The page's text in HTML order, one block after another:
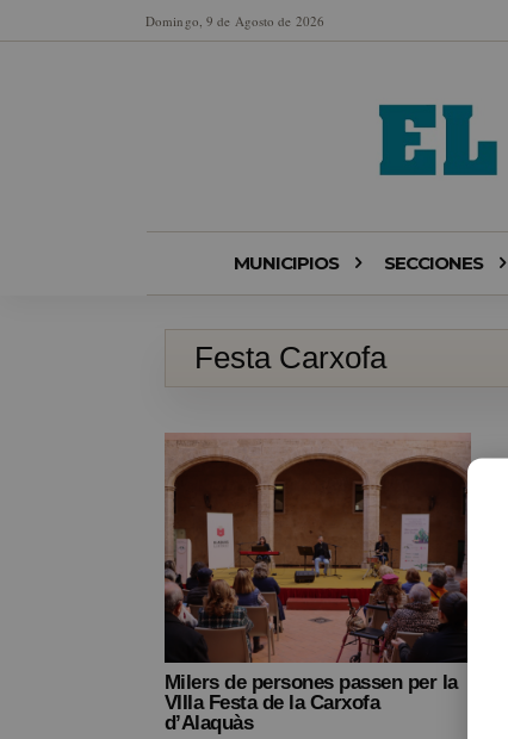
Domingo, 9 de Agosto de 2026
MUNICIPIOS SECCIONES
Festa Carxofa
Milers de persones passen per la
VIIIa Festa de la Carxofa
d’Alaquàs